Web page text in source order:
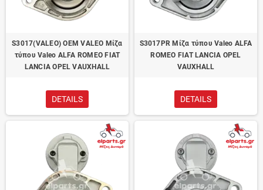
S3017(VALEO) OEM VALEO Μίζα
τύπου Valeo ALFA ROMEO FIAT
LANCIA OPEL VAUXHALL
DETAILS
S3017PR Μίζα τύπου Valeo ALFA
ROMEO FIAT LANCIA OPEL
VAUXHALL
DETAILS